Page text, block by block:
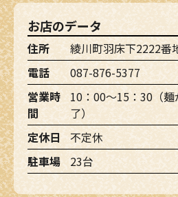
お店のデータ
住所
綾川町羽床下2222番
電話
087-876-5377
営業時
間
10：00～15：30（
了）
定休日
不定休
駐車場
23台